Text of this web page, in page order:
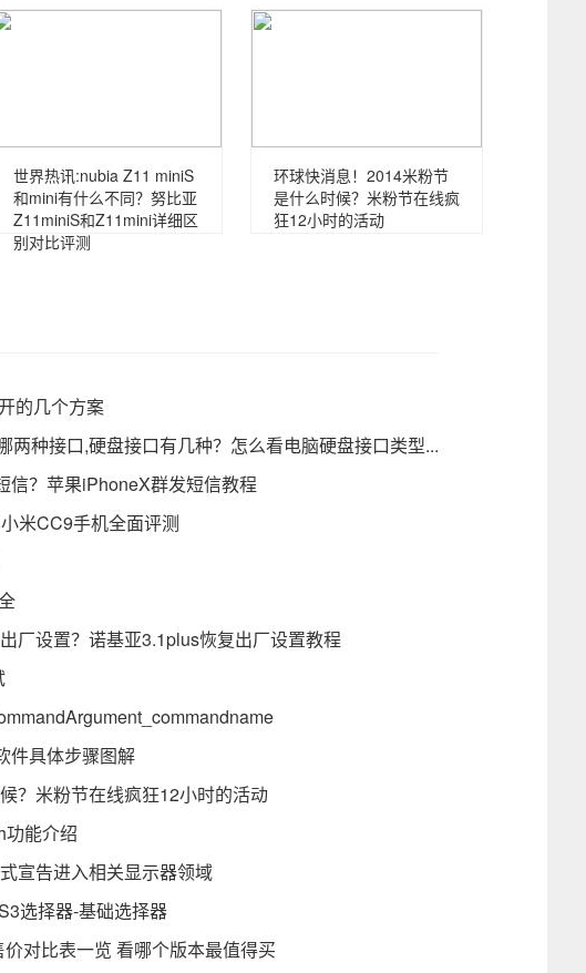
世界热讯:nubia Z11 miniS
和mini有什么不同？努比亚
Z11miniS和Z11mini详细区
别对比评测
环球快消息！2014米粉节
是什么时候？米粉节在线疯
狂12小时的活动
的几个方案
两种接口,硬盘接口有几种？怎么看电脑硬盘接口类型...
信？苹果iPhoneX群发短信教程
米CC9手机全面评测
厂设置？诺基亚3.1plus恢复出厂设置教程
件具体步骤图解
？米粉节在线疯狂12小时的活动
功能介绍
宣告进入相关显示器领域
选择器-基础选择器
对比表一览 看哪个版本最值得买